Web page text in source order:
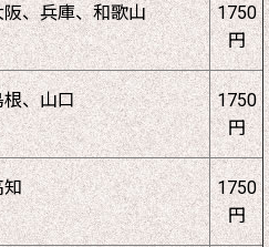
、兵庫、和歌山
1750
円
、山口
1750
円
知
1750
円